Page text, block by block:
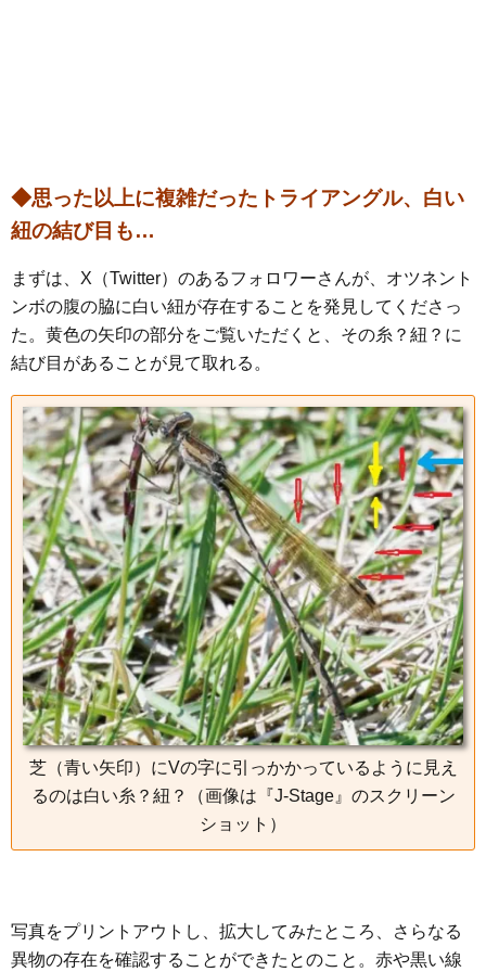
◆思った以上に複雑だったトライアングル、白い
紐の結び目も…
まずは、X（Twitter）のあるフォロワーさんが、オツネント
ンボの腹の脇に白い紐が存在することを発見してくださっ
た。黄色の矢印の部分をご覧いただくと、その糸？紐？に
結び目があることが見て取れる。
芝（青い矢印）にVの字に引っかかっているように見え
るのは白い糸？紐？（画像は『J-Stage』のスクリーン
ショット）
写真をプリントアウトし、拡大してみたところ、さらなる
異物の存在を確認することができたとのこと。赤や黒い線